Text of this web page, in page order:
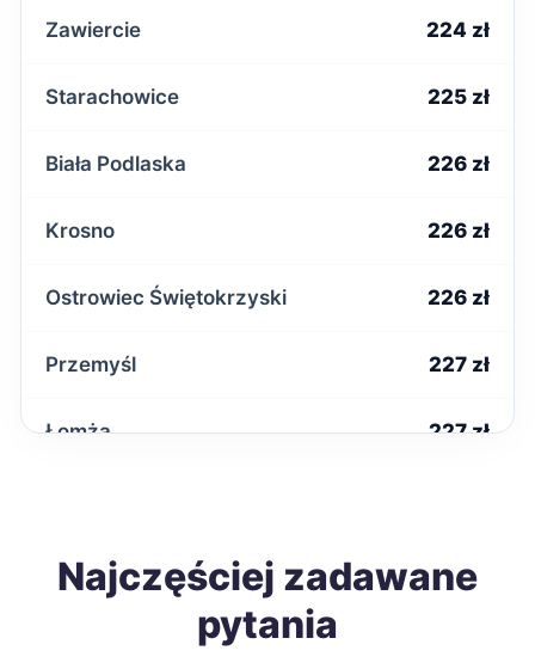
Zawiercie 224 zł
Starachowice 225 zł
Biała Podlaska 226 zł
Krosno 226 zł
Ostrowiec Świętokrzyski 226 zł
Przemyśl 227 zł
Łomża 227 zł
Zamość 228 zł
Najczęściej zadawane
pytania